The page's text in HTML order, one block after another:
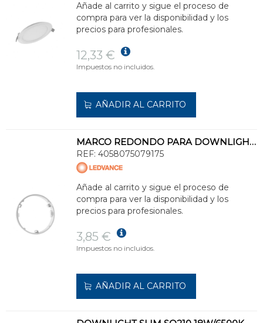
Añade al carrito y sigue el proceso de
compra para ver la disponibilidad y los
precios para profesionales.
12,33 €
Impuestos no incluidos.
AÑADIR AL CARRITO
MARCO REDONDO PARA DOWNLIGHT DL DN155 BLANCO
REF: 4058075079175
Añade al carrito y sigue el proceso de
compra para ver la disponibilidad y los
precios para profesionales.
3,85 €
Impuestos no incluidos.
AÑADIR AL CARRITO